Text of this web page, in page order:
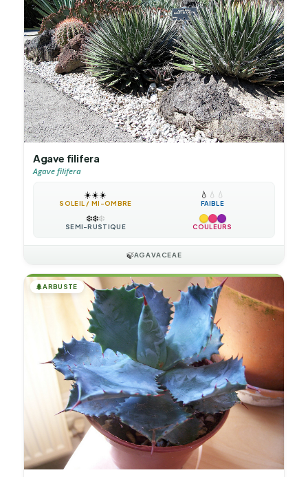
Agave filifera
Agave filifera
☀️☀️☀️
SOLEIL / MI-OMBRE
💧 💧 💧
FAIBLE
❄️❄️❄️
SEMI-RUSTIQUE COULEURS
🍃AGAVACEAE
🌲ARBUSTE